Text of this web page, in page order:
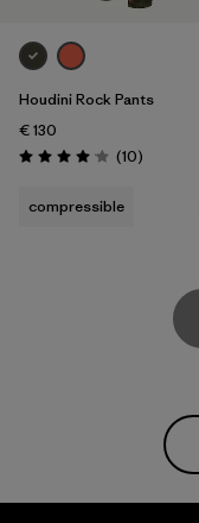
Houdini Rock Pants
€ 130
Évaluation: 4.1 / 5
(10Avis
)
compressible